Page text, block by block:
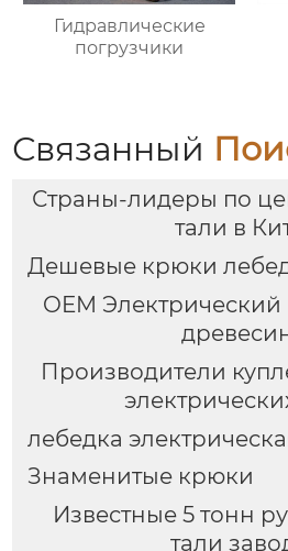
Гидравлические
погрузчики
Связанный
Страны-лидеры по
тали в
Дешевые крюки
OEM
Производители
лебедка
Знаменитые крюки
Известные 5 тонн
тали